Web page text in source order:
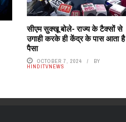
सीएम सुक्खू बोले- राज्य के टैक्सों से
उगाही करके ही केंद्र के पास आता है
पैसा
OCTOBER 7, 2024 BY
HINDITVNEWS